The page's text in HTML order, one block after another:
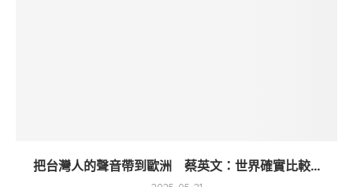
把台灣人的聲音帶到歐洲 蔡英文：世界確實比較...